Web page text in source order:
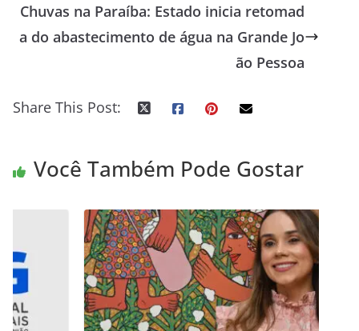
Chuvas na Paraíba: Estado inicia retomad
a do abastecimento de água na Grande Jo
ão Pessoa
Share This Post:
Você Também Pode Gostar